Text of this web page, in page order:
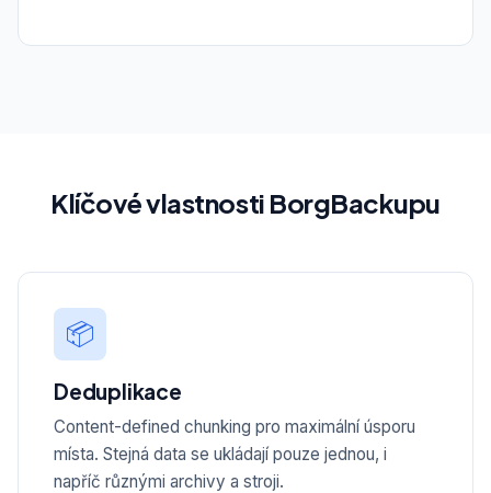
Klíčové vlastnosti BorgBackupu
📦
Deduplikace
Content-defined chunking pro maximální úsporu
místa. Stejná data se ukládají pouze jednou, i
napříč různými archivy a stroji.